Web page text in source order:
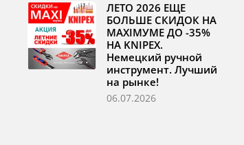
ЛЕТО 2026 ЕЩЕ
БОЛЬШЕ СКИДОК НА
MAXIМУМЕ ДО -35%
НА KNIPEX.
Немецкий ручной
инструмент. Лучший
на рынке!
06.07.2026